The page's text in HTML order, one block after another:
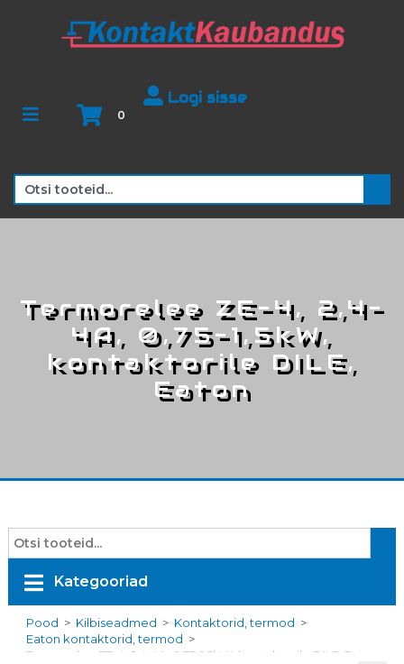
0
Logi sisse
Termorelee ZE-4, 2,4-
4A, 0,75-1,5kW,
kontaktorile DILE,
Eaton
Kategooriad
Pood > Kilbiseadmed > Kontaktorid, termod >
Eaton kontaktorid, termod >
Termorelee ZE-4, 2,4-4A, 0,75-1,5kW, kontaktorile DILE, Eaton